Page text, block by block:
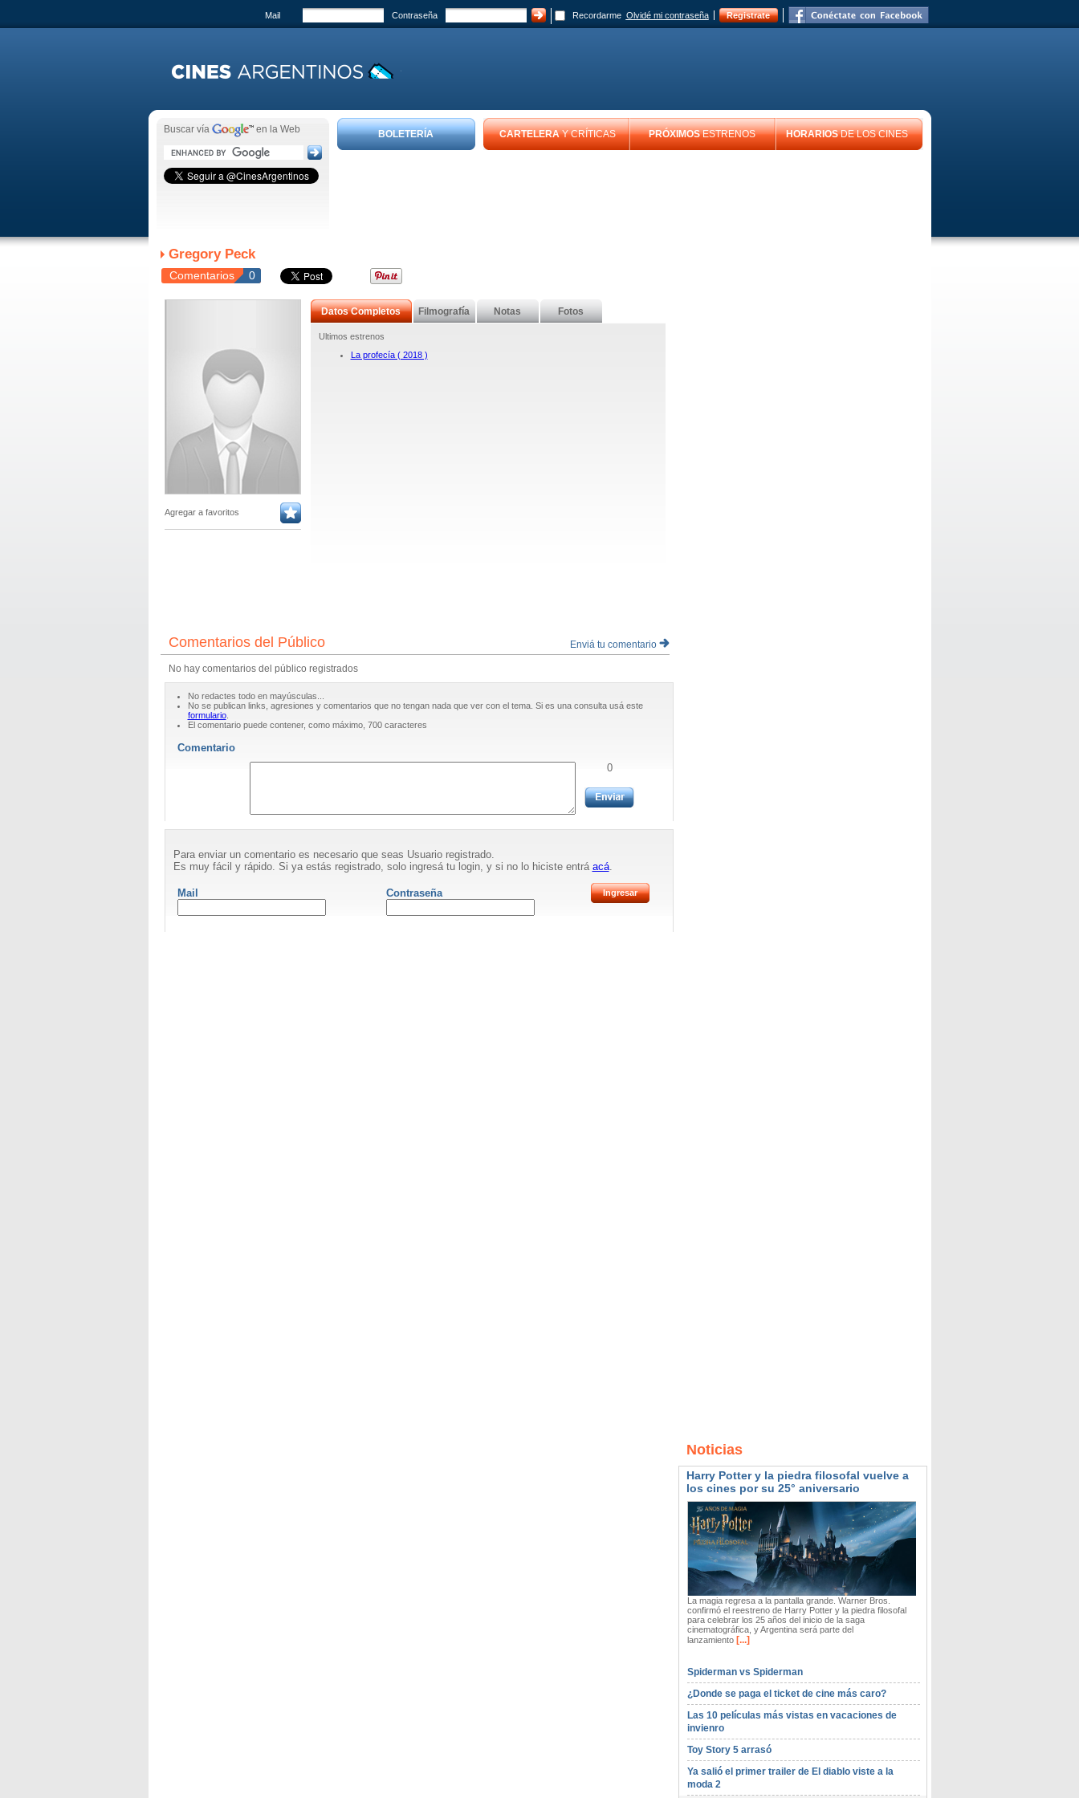
Mail Contraseña Recordarme Olvidé mi contraseña Registrate
Buscar vía en la Web BOLETERÍA CARTELERAY CRÍTICAS PRÓXIMOSESTRENOS HORARIOSDE LOS CINES
Gregory Peck
Comentarios 0
Agregar a favoritos
Datos Completos Filmografía Notas Fotos
Ultimos estrenos
La profecía ( 2018 )
Comentarios del Público Enviá tu comentario
No hay comentarios del público registrados
No redactes todo en mayúsculas...
No se publican links, agresiones y comentarios que no tengan nada que ver con el tema. Si es una consulta usá este
formulario.
El comentario puede contener, como máximo, 700 caracteres
Comentario
0
Para enviar un comentario es necesario que seas Usuario registrado.
Es muy fácil y rápido. Si ya estás registrado, solo ingresá tu login, y si no lo hiciste entrá acá.
Mail Contraseña
Noticias
Harry Potter y la piedra filosofal vuelve a
los cines por su 25° aniversario
La magia regresa a la pantalla grande. Warner Bros.
confirmó el reestreno de Harry Potter y la piedra filosofal
para celebrar los 25 años del inicio de la saga
cinematográfica, y Argentina será parte del
lanzamiento[...]
Spiderman vs Spiderman
¿Donde se paga el ticket de cine más caro?
Las 10 películas más vistas en vacaciones de
invienro
Toy Story 5 arrasó
Ya salió el primer trailer de El diablo viste a la
moda 2